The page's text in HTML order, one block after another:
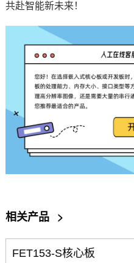
共赴智能新未来！
相关产品 >
FET153-S核心板